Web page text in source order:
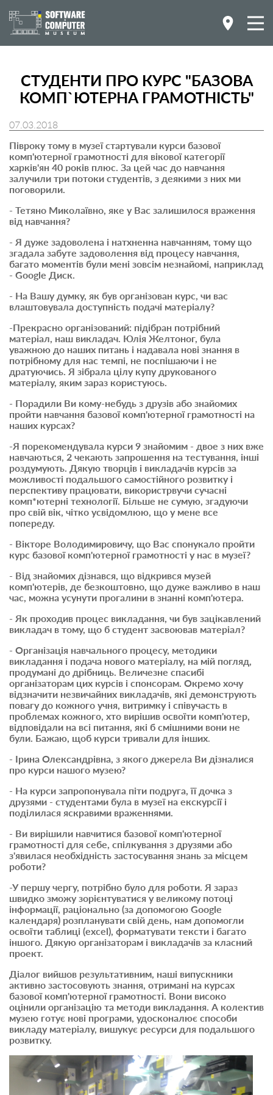
СТУДЕНТИ ПРО КУРС "БАЗОВА
КОМП`ЮТЕРНА ГРАМОТНІСТЬ"
07.03.2018
Півроку тому в музеї стартували курси базової
комп'ютерної грамотності для вікової категорії
харків'ян 40 років плюс. За цей час до навчання
залучили три потоки студентів, з деякими з них ми
поговорили.
- Тетяно Миколаївно, яке у Вас залишилося враження
від навчання?
- Я дуже задоволена і натхненна навчанням, тому що
згадала забуте задоволення від процесу навчання,
багато моментів були мені зовсім незнайомі, наприклад
- Google Диск.
- На Вашу думку, як був організован курс, чи вас
влаштовувала доступність подачі матеріалу?
-Прекрасно організований: підібран потрібний
матеріал, наш викладач. Юлія Желтоног, була
уважною до наших питань і надавала нові знання в
потрібному для нас темпі, не поспішаючи і не
дратуючись. Я зібрала цілу купу друкованого
матеріалу, яким зараз користуюсь.
- Порадили Ви кому-небудь з друзів або знайомих
пройти навчання базової комп'ютерної грамотності на
наших курсах?
-Я порекомендувала курси 9 знайомим - двое з них вже
навчаються, 2 чекають запрошення на тестування, інші
роздумують. Дякую творців і викладачів курсів за
можливості подальшого самостійного розвитку і
перспективу працювати, використрвучи сучасні
комп*ютерні технології. Більше не сумую, згадуючи
про свій вік, чітко усвідомлюю, що у мене все
попереду.
- Вікторе Володимировичу, що Вас спонукало пройти
курс базової комп'ютерної грамотності у нас в музеї?
- Від знайомих дізнався, що відкрився музей
комп'ютерів, де безкоштовно, що дуже важливо в наш
час, можна усунути прогалини в знанні комп'ютера.
- Як проходив процес викладання, чи був зацікавлений
викладач в тому, що б студент засвоював матеріал?
- Організація навчального процесу, методики
викладання і подача нового матеріалу, на мій погляд,
продумані до дрібниць. Величезне спасибі
організаторам цих курсів і спонсорам. Окремо хочу
відзначити незвичайних викладачів, які демонструють
повагу до кожного учня, витримку і співучасть в
проблемах кожного, хто вирішив освоїти комп'ютер,
відповідали на всі питання, які б смішними вони не
були. Бажаю, щоб курси тривали для інших.
- Ірина Олександрівна, з якого джерела Ви дізналися
про курси нашого музею?
- На курси запропонувала піти подруга, її дочка з
друзями - студентами була в музеї на екскурсії і
поділилася яскравими враженнями.
- Ви вирішили навчитися базової комп'ютерної
грамотності для себе, спілкування з друзями або
з'явилася необхідність застосування знань за місцем
роботи?
-У першу чергу, потрібно було для роботи. Я зараз
швидко зможу зорієнтуватися у великому потоці
інформації, раціонально (за допомогою Google
календаря) розпланувати свій день, нам допомогли
освоїти таблиці (excel), форматувати тексти і багато
іншого. Дякую організаторам і викладачів за класний
проект.
Діалог вийшов результативним, наші випускники
активно застосовують знання, отримані на курсах
базової комп'ютерної грамотності. Вони високо
оцінили організацію та методи викладання. А колектив
музею готує нові програми, удосконалює способи
викладу матеріалу, вишукує ресурси для подальшого
розвитку.